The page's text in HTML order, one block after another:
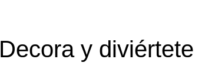
Decora y diviértete